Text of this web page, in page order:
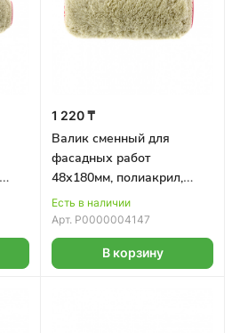
1 220 ₸
Валик сменный для
фасадных работ
48х180мм, полиакрил,
ворс 18мм, бюгель 8мм
MATRIX
Есть в наличии
Арт. Р0000004147
В корзину